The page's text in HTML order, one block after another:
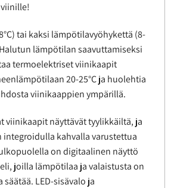
tai kaksi lämpötilavyöhykettä (8-
Halutun lämpötilan saavuttamiseksi
termoelektriset viinikaapit
20-25°C ja huolehtia
viinikaappien ympärillä.
viinikaapit näyttävät tyylikkäiltä, ja
integroidulla kahvalla varustettua
on digitaalinen näyttö
joilla lämpötilaa ja valaistusta on
LED-sisävalo ja